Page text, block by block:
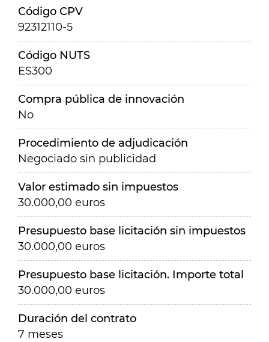
Código CPV
92312110-5
Código NUTS
ES300
Compra pública de innovación
No
Procedimiento de adjudicación
Negociado sin publicidad
Valor estimado sin impuestos
30.000,00 euros
Presupuesto base licitación sin impuestos
30.000,00 euros
Presupuesto base licitación. Importe total
30.000,00 euros
Duración del contrato
7 meses